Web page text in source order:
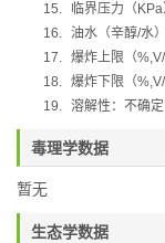
15.
临界压力（ KPa
16. 油水（辛醇/水
17. 爆炸上限（
18. 爆炸下限（
19. 溶解性：不确定
毒理学数据
暂无
生态学数据